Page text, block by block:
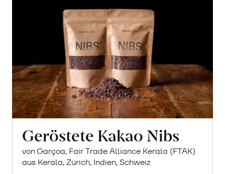
Geröstete Kakao Nibs
von Garçoa, Fair Trade Alliance Kerala (FTAK)
aus Kerala, Zürich, Indien, Schweiz